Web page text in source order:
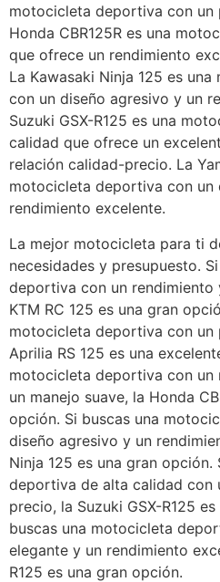
motocicleta deportiva con un
Honda CBR125R es una
que ofrece un rendimiento
La Kawasaki Ninja 125 es
con un diseño agresivo y un
Suzuki GSX-R125 es una
calidad que ofrece un
relación calidad-precio. La
motocicleta deportiva con un
rendimiento excelente.
La mejor motocicleta para ti
necesidades y presupuesto.
deportiva con un rendimiento
KTM RC 125 es una gran
motocicleta deportiva con un
Aprilia RS 125 es una
motocicleta deportiva con un
un manejo suave, la Honda
opción. Si buscas una
diseño agresivo y un
Ninja 125 es una gran
deportiva de alta calidad con
precio, la Suzuki GSX-R125
buscas una motocicleta
elegante y un rendimiento
R125 es una gran opción.